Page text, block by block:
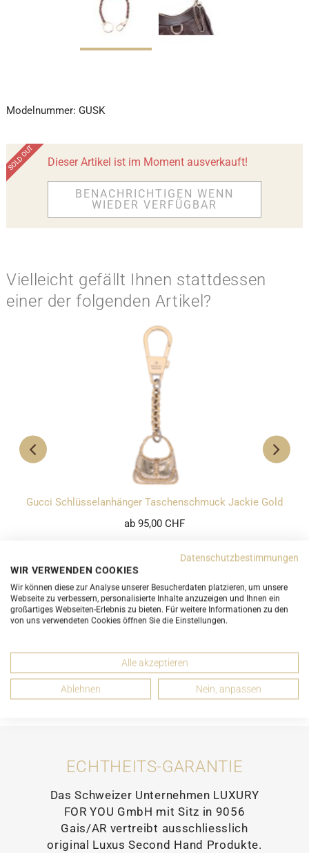
Modelnummer: GUSK
Dieser Artikel ist im Moment ausverkauft!
BENACHRICHTIGEN WENN
WIEDER VERFÜGBAR
Vielleicht gefällt Ihnen stattdessen
einer der folgenden Artikel?
Gucci Schlüsselanhänger Taschenschmuck Jackie Gold
ab 95,00 CHF
EMPFEHLEN
ECHTHEITS-GARANTIE
Das Schweizer Unternehmen LUXURY
FOR YOU GmbH mit Sitz in 9056
Gais/AR vertreibt ausschliesslich
original Luxus Second Hand Produkte.
Datenschutzbestimmungen
WIR VERWENDEN COOKIES
Wir können diese zur Analyse unserer Besucherdaten platzieren, um unsere
Webseite zu verbessern, personalisierte Inhalte anzuzeigen und Ihnen ein
großartiges Webseiten-Erlebnis zu bieten. Für weitere Informationen zu den
von uns verwendeten Cookies öffnen Sie die Einstellungen.
Alle akzeptieren
Ablehnen Nein, anpassen